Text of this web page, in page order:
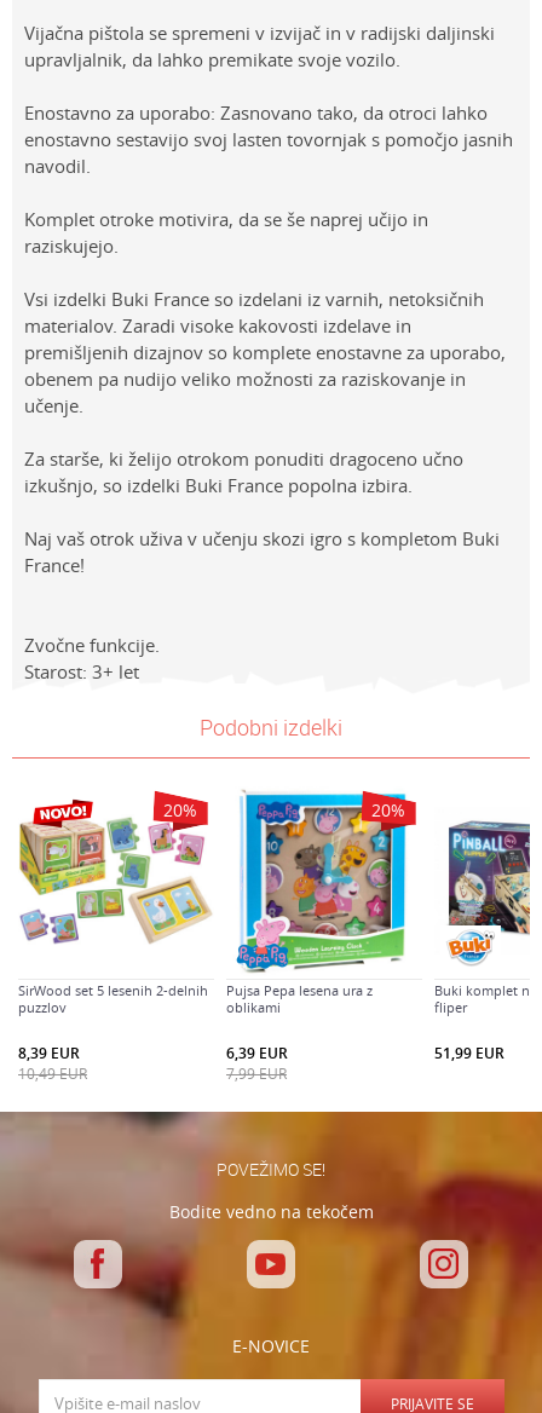
Vijačna pištola se spremeni v izvijač in v radijski daljinski
upravljalnik, da lahko premikate svoje vozilo.
Enostavno za uporabo: Zasnovano tako, da otroci lahko
enostavno sestavijo svoj lasten tovornjak s pomočjo jasnih
navodil.
Komplet otroke motivira, da se še naprej učijo in
raziskujejo.
Vsi izdelki Buki France so izdelani iz varnih, netoksičnih
materialov. Zaradi visoke kakovosti izdelave in
premišljenih dizajnov so komplete enostavne za uporabo,
obenem pa nudijo veliko možnosti za raziskovanje in
učenje.
Za starše, ki želijo otrokom ponuditi dragoceno učno
izkušnjo, so izdelki Buki France popolna izbira.
Naj vaš otrok uživa v učenju skozi igro s kompletom Buki
France!
Zvočne funkcije.
Starost: 3+ let
Poučne igrače
Spol
Univerzalno
Starost
4-6 let
Sporočilo
Podobni izdelki
20%
SirWood set 5 lesenih 2-delnih
puzzlov
8,39 EUR
10,49EUR
20%
Pujsa Pepa lesena ura z
oblikami
6,39 EUR
7,99EUR
Buki komplet
fliper
51,99 EUR
POVEŽIMO SE!
Bodite vedno na tekočem
E-NOVICE
PRIJAVITE SE